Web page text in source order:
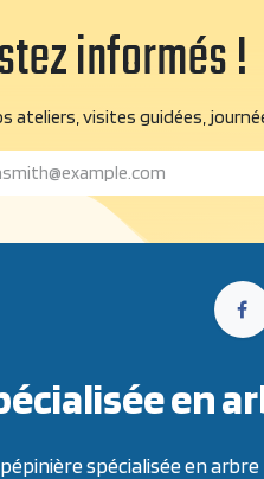
informés !
ateliers, visites guidées,
en
spécialisée en